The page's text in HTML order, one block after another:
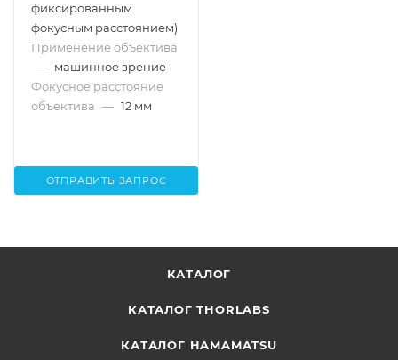
фиксированным
фокусным расстоянием)
Применение объектива
— машинное зрение
Фокусное расстояние
объектива — 12 мм
ОТПРАВИТЬ ЗАПРОС
КАТАЛОГ
КАТАЛОГ THORLABS
КАТАЛОГ HAMAMATSU